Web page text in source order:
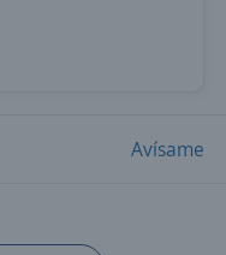
Avísame